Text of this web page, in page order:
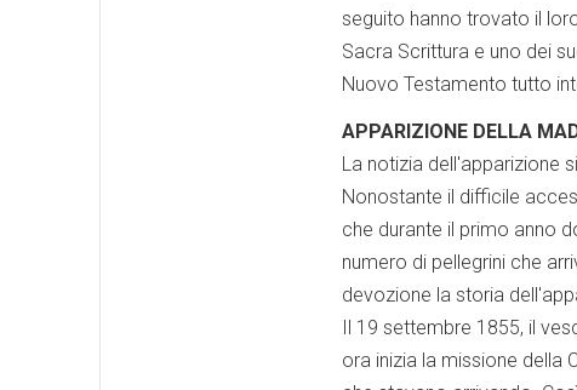
seguito hanno trovato il
Sacra Scrittura e uno dei
Nuovo Testamento tutto
APPARIZIONE DELLA
La notizia dell'apparizione
Nonostante il difficile
che durante il primo anno
numero di pellegrini che
devozione la storia
Il 19 settembre 1855, il
ora inizia la missione della